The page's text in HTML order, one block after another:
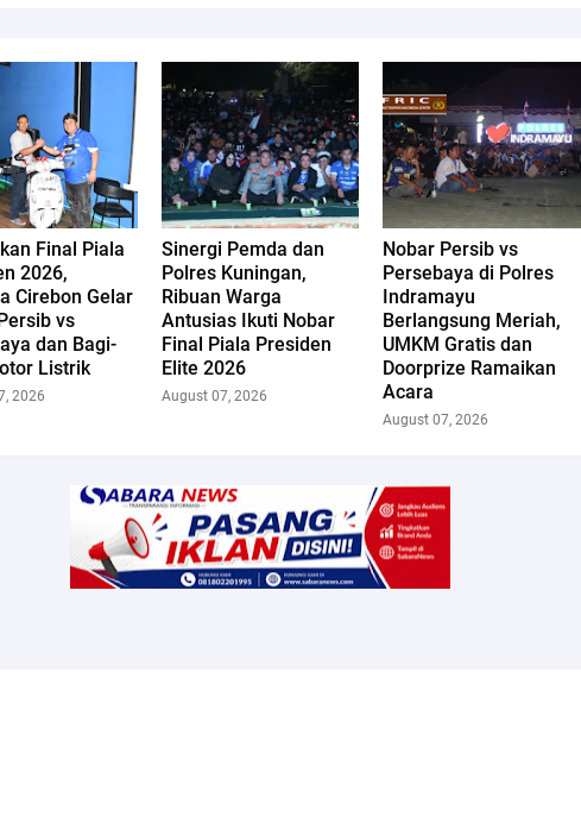
Final Piala
2026,
Cirebon Gelar
vs
dan Bagi-
Listrik
2026
Sinergi Pemda dan
Polres Kuningan,
Ribuan Warga
Antusias Ikuti Nobar
Final Piala Presiden
Elite 2026
August 07, 2026
Nobar Persib vs
Persebaya di Polres
Indramayu
Berlangsung Meriah,
UMKM Gratis dan
Doorprize Ramaikan
Acara
August 07, 2026